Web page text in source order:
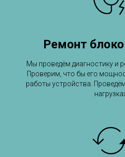
Ремонт
Мы проведём диагностику и
Проверим, что бы его
работы устройства.